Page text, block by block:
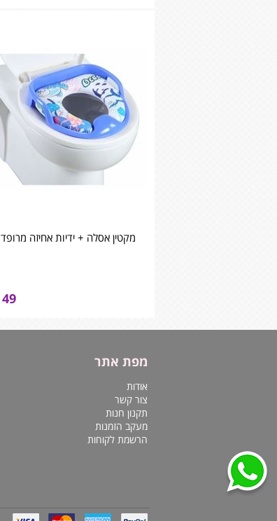
מקטין אסלה + ידיות אחיזה מרופד
49
מפת אתר
אודות
צור קשר
תקנון חנות
מעקב הזמנות
הרשמת לקוחות